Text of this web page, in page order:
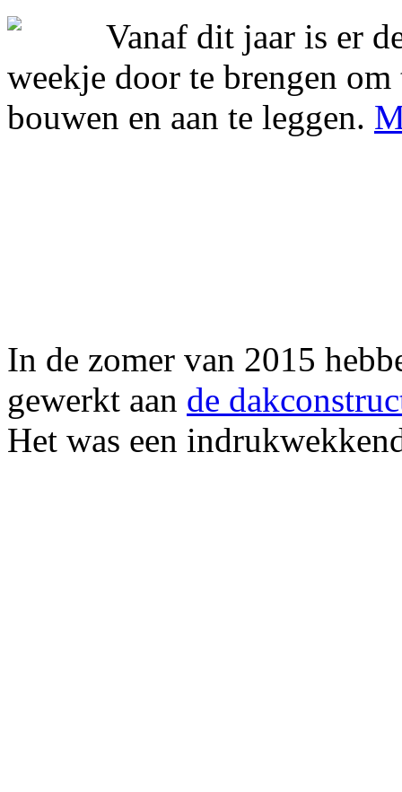
Vanaf dit jaar is er
weekje door te brengen
bouwen en aan te leggen.
In de zomer van 2015
gewerkt aan de
Het was een